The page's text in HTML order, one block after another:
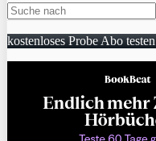
kostenloses Probe Abo testen